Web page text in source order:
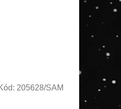
205628/SAM